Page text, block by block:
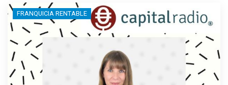
FRANQUICIA RENTABLE